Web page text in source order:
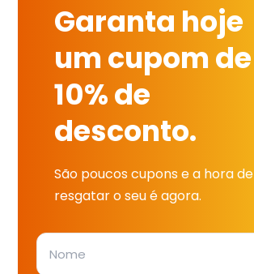
Garanta hoje
um cupom de
10% de
desconto.
São poucos cupons e a hora de
resgatar o seu é agora.